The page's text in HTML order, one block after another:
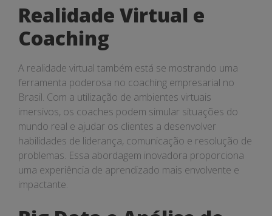
Realidade Virtual e
Coaching
A realidade virtual também está se mostrando uma
ferramenta poderosa no coaching empresarial no
Brasil. Com a utilização de ambientes virtuais
imersivos, os coaches podem simular situações do
mundo real e ajudar os clientes a desenvolver
habilidades de liderança, comunicação e resolução de
problemas. Essa abordagem inovadora proporciona
uma experiência de aprendizado mais envolvente e
impactante.